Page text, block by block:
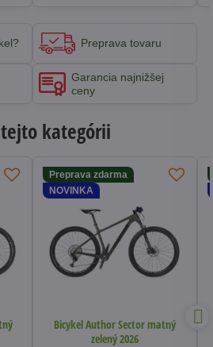
Preprava tovaru
Garancia najnižšej
ceny
kategórii
Preprava zdarma
NOVINKA
Bicykel Author Sector matný
zelený 2026